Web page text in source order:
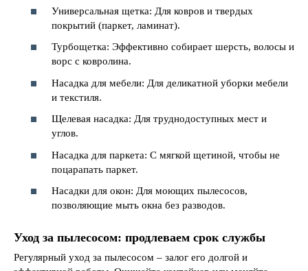
Универсальная щетка: Для ковров и твердых
покрытий (паркет, ламинат).
Турбощетка: Эффективно собирает шерсть, волосы и
ворс с ковролина.
Насадка для мебели: Для деликатной уборки мебели
и текстиля.
Щелевая насадка: Для труднодоступных мест и
углов.
Насадка для паркета: С мягкой щетиной, чтобы не
поцарапать паркет.
Насадки для окон: Для моющих пылесосов,
позволяющие мыть окна без разводов.
Уход за пылесосом: продлеваем срок службы
Регулярный уход за пылесосом – залог его долгой и